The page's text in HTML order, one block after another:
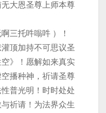
大恩圣尊上师本尊
三托吽嗡吽 ）！
顶加持不可思议圣
》！愿解如来真实
播种神，祈请圣尊
普光明！时时处处
祈请！为法界众生